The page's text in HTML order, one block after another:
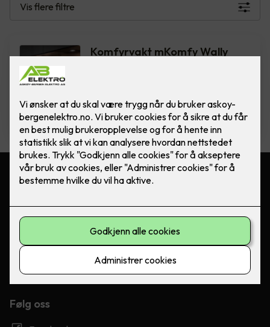
Vis flere filtre
Komfyrvakt mKomfy Wally
Lyng.
5,750,-
Kontakt oss
kontor@askoy-bergenelektro.no
Besøksadresse
Storebotn 58, 5309 Kleppestø
Følg oss